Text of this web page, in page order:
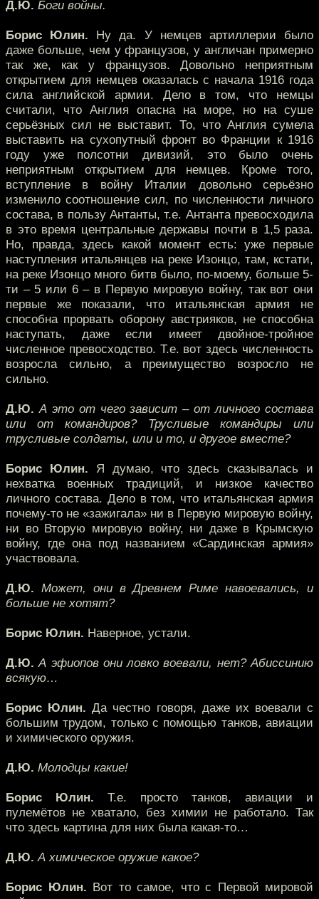
Д.Ю. Боги войны.
Борис Юлин. Ну да. У немцев артиллерии было
даже больше, чем у французов, у англичан примерно
так же, как у французов. Довольно неприятным
открытием для немцев оказалась с начала 1916 года
сила английской армии. Дело в том, что немцы
считали, что Англия опасна на море, но на суше
серьёзных сил не выставит. То, что Англия сумела
выставить на сухопутный фронт во Франции к 1916
году уже полсотни дивизий, это было очень
неприятным открытием для немцев. Кроме того,
вступление в войну Италии довольно серьёзно
изменило соотношение сил, по численности личного
состава, в пользу Антанты, т.е. Антанта превосходила
в это время центральные державы почти в 1,5 раза.
Но, правда, здесь какой момент есть: уже первые
наступления итальянцев на реке Изонцо, там, кстати,
на реке Изонцо много битв было, по-моему, больше 5-
ти – 5 или 6 – в Первую мировую войну, так вот они
первые же показали, что итальянская армия не
способна прорвать оборону австрияков, не способна
наступать, даже если имеет двойное-тройное
численное превосходство. Т.е. вот здесь численность
возросла сильно, а преимущество возросло не
сильно.
Д.Ю. А это от чего зависит – от личного состава
или от командиров? Трусливые командиры или
трусливые солдаты, или и то, и другое вместе?
Борис Юлин. Я думаю, что здесь сказывалась и
нехватка военных традиций, и низкое качество
личного состава. Дело в том, что итальянская армия
почему-то не «зажигала» ни в Первую мировую войну,
ни во Вторую мировую войну, ни даже в Крымскую
войну, где она под названием «Сардинская армия»
участвовала.
Д.Ю. Может, они в Древнем Риме навоевались, и
больше не хотят?
Борис Юлин. Наверное, устали.
Д.Ю. А эфиопов они ловко воевали, нет? Абиссинию
всякую…
Борис Юлин. Да честно говоря, даже их воевали с
большим трудом, только с помощью танков, авиации
и химического оружия.
Д.Ю. Молодцы какие!
Борис Юлин. Т.е. просто танков, авиации и
пулемётов не хватало, без химии не работало. Так
что здесь картина для них была какая-то…
Д.Ю. А химическое оружие какое?
Борис Юлин. Вот то самое, что с Первой мировой